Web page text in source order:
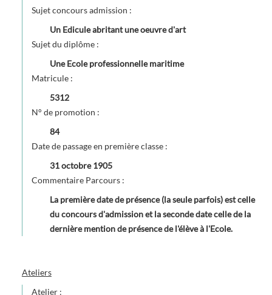
Sujet concours admission :
Un Edicule abritant une oeuvre d'art
Sujet du diplôme :
Une Ecole professionnelle maritime
Matricule :
5312
N° de promotion :
84
Date de passage en première classe :
31 octobre 1905
Commentaire Parcours :
La première date de présence (la seule parfois) est celle
du concours d'admission et la seconde date celle de la
dernière mention de présence de l'élève à l'Ecole.
Ateliers
Atelier :